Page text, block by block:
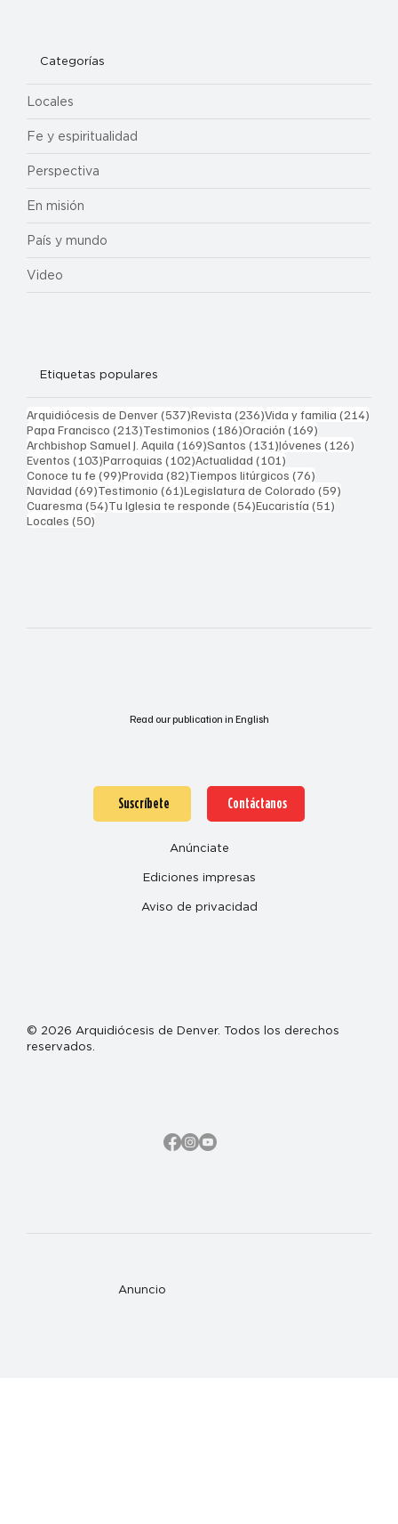
Categorías
Locales
Fe y espiritualidad
Perspectiva
En misión
País y mundo
Video
Etiquetas populares
Arquidiócesis de Denver(537)537 entradas
Revista (236)236 entradas
Vida y familia (214)
Papa Francisco (213)213 entradas
Testimonios (186)186 entradas
Oración (169)
Archbishop Samuel J. Aquila (169)169 entradas
Santos (131)131 entradas
Jóvenes (126)
Eventos (103)103 entradas
Parroquias (102)102 entradas
Actualidad (101)
Conoce tu fe (99)99 entradas
Provida (82)82 entradas
Tiempos litúrgicos (76)
Navidad (69)69 entradas
Testimonio (61)61 entradas
Legislatura de Colorado (59)
Cuaresma (54)54 entradas
Tu Iglesia te responde (54)54 entradas
Eucaristía (51)
Locales (50)
Read our publication in English
Anuncio
Suscríbete Contáctanos
Anúnciate
Ediciones impresas
Aviso de privacidad
© 2026 Arquidiócesis de Denver. Todos los derechos
reservados.